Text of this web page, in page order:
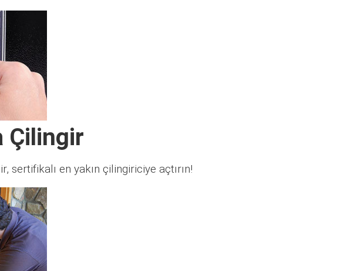
Çilingir
sertifikalı en yakın çilingiriciye açtırın!